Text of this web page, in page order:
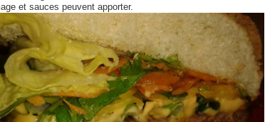
et sauces peuvent apporter.